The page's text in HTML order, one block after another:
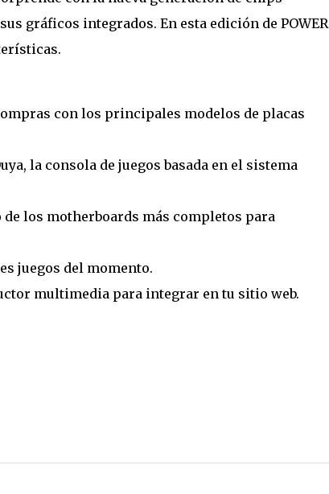
gráficos integrados. En esta edición de POWER
con los principales modelos de placas
la consola de juegos basada en el sistema
de los motherboards más completos para
juegos del momento.
multimedia para integrar en tu sitio web.